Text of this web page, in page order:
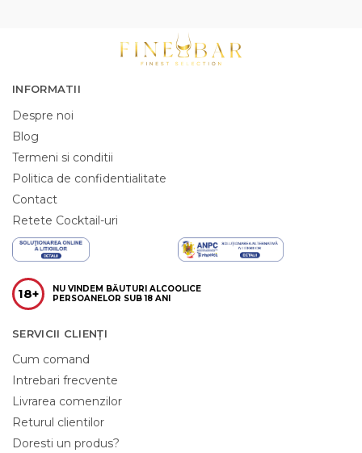
INFORMATII
Despre noi
Blog
Termeni si conditii
Politica de confidentialitate
Contact
Retete Cocktail-uri
18+
NU VINDEM BĂUTURI ALCOOLICE
PERSOANELOR SUB 18 ANI
SERVICII CLIENȚI
Cum comand
Intrebari frecvente
Livrarea comenzilor
Returul clientilor
Doresti un produs?